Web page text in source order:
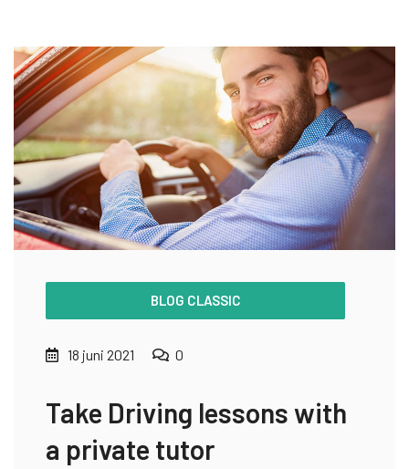
BLOG CLASSIC
18 juni 2021 0
Take Driving lessons with
a private tutor